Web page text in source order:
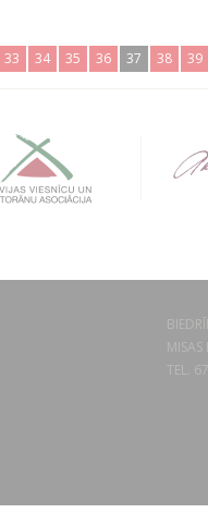
33 34 35 36 37 38 39
TEL.